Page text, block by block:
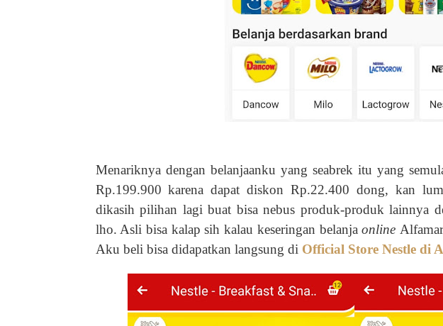
Menariknya dengan belanjaanku yang seabrek itu yang
Rp.199.900 karena dapat diskon Rp.22.400 dong, kan
dikasih pilihan lagi buat bisa nebus produk-produk lainnya
lho. Asli bisa kalap sih kalau keseringan belanjaonline
Aku beli bisa didapatkan langsung di Official Store Nestle di